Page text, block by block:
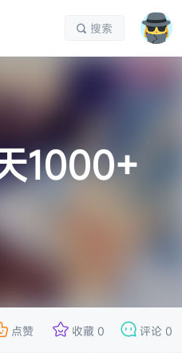
 搜索
1000+
点赞  收藏 0  评论 0